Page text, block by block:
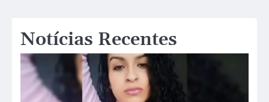
Notícias Recentes